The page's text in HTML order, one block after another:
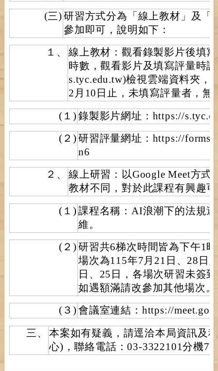
(三) 研習方式分為「線上教材」及「
參加即可，說明如下：
１、
線上教材：觀看錄製影片後填
時數，觀看影片及填寫評量時
s.tyc.edu.tw)檢視雲端資料夾，
2月10日止，未填寫評量者，無
(１) 錄製影片網址：https://
(２) 研習評量網址：https://
n6
２、
線上研習：以Google Meet方式
教材不同，對於此課程有興趣
(１) 課程名稱：AI浪潮下的法規
維。
(２) 研習共6梯次時間皆為下午1
場次為115年7月21日、28日
日、25日，各場次研習未簽
如遇額滿請改參加其他場次。
(３) 會議室連結：https://
三、
本案如有疑義，請逕洽本局資訊及
心)，聯絡電話：03-3322101分機